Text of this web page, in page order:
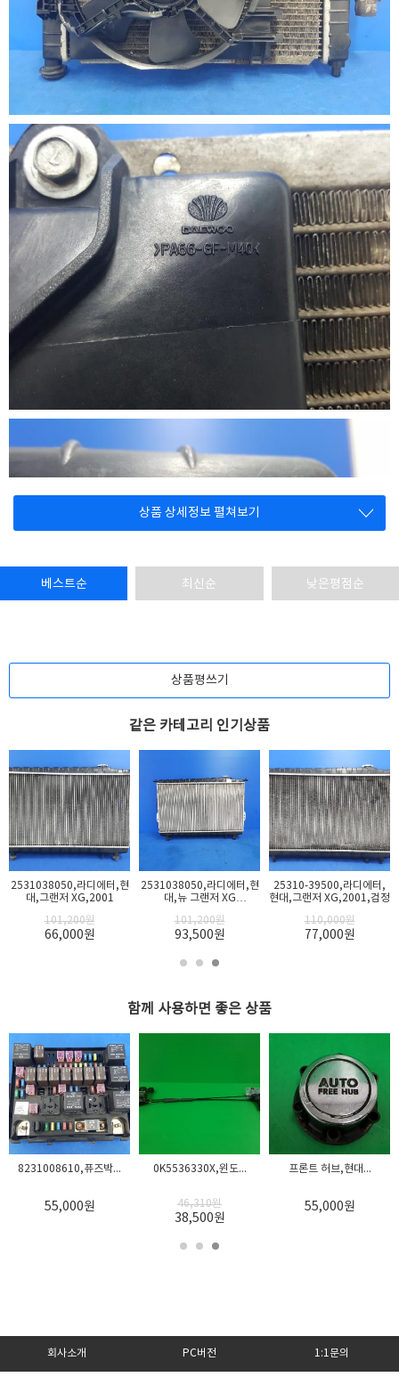
품명 및 모델명
동일모델의 출시년월
자동차관리법에 따른
자동차부품 자기인증
유무
제조자, 수입품의 경
우 수입자를 함께 표
적용차종
품질보증기준
A/S 책임자와 전화번
호
상품 상세정보 펼쳐보기
베스트순 최신순 낮은평점순
상품평쓰기
같은 카테고리 인기상품
2531038050,라디에터,현
대,그랜저 XG,2001
101,200원
66,000원
2531038050,라디에터,현
대,뉴 그랜저 XG
101,200원
93,500원
25310-39500,라디에터,
현대,그랜저 XG,2001,검정
110,000원
77,000원
함께 사용하면 좋은 상품
8231008610,퓨즈박...
55,000원
0K5536330X,윈도...
46,310원
38,500원
프론트 허브,현대...
55,000원
회사소개 PC버전 1:1문의